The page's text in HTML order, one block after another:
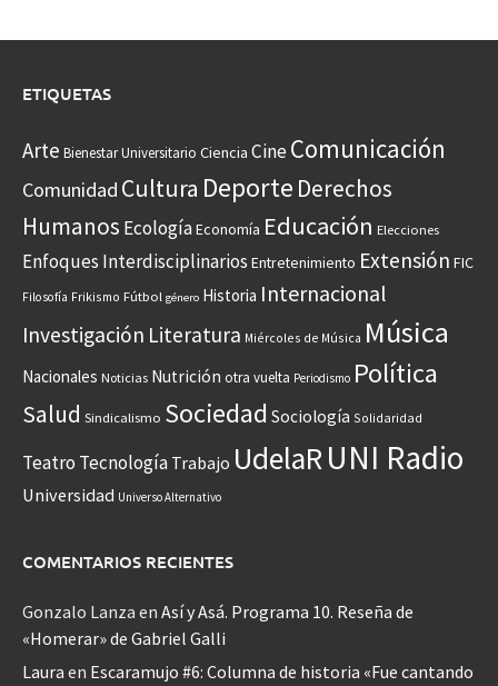
ETIQUETAS
Arte Bienestar Universitario Ciencia CineComunicación
Comunidad Cultura Deporte Derechos
Humanos EcologíaEconomía Educación Elecciones
Enfoques Interdisciplinarios Entretenimiento Extensión FIC
Filosofía Frikismo Fútbol género Historia Internacional
Investigación Literatura Miércoles de Música Música
Nacionales Noticias Nutrición otra vuelta Periodismo Política
Salud Sindicalismo Sociedad Sociología Solidaridad
Teatro Tecnología Trabajo UdelaR UNI Radio
Universidad Universo Alternativo
COMENTARIOS RECIENTES
Gonzalo Lanza en Así y Asá. Programa 10. Reseña de
«Homerar» de Gabriel Galli
Laura en Escaramujo #6: Columna de historia «Fue cantando